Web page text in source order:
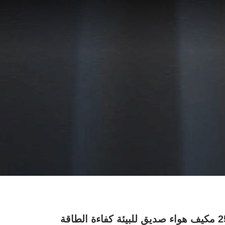
25000m3/H مكيف هواء صديق للبيئة كفاءة الطاقة